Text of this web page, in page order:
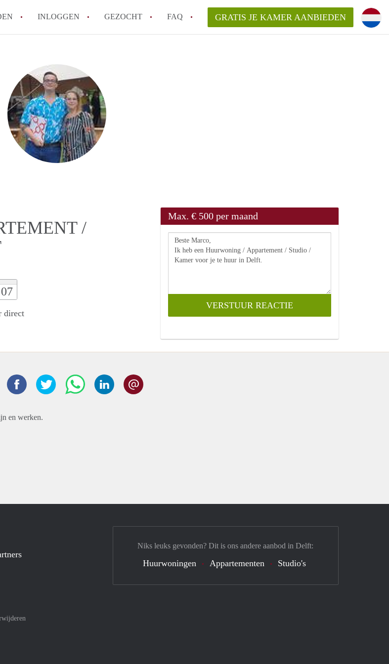
INLOGGEN GEZOCHT FAQ
Wat is de privacyverklaring van KamerDelft?
Berekent Kamer-Delft makelaarsvergoeding/bemiddelingsvergoeding?
Is KamerDelft verantwoordelijk voor de aangeboden Kamer / Kamers in
Delft?
Alle veelgestelde vragen
GRATIS JE KAMER AANBIEDEN
/
07
direct
Max. € 500 per maand
en werken.
Meastro
Niks leuks gevonden? Dit is ons andere aanbod in Delft:
Huurwoningen Appartementen Studio's